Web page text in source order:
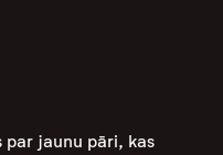
par jaunu pāri, kas